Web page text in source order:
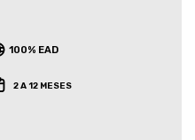
100% EAD
2 A 12 MESES